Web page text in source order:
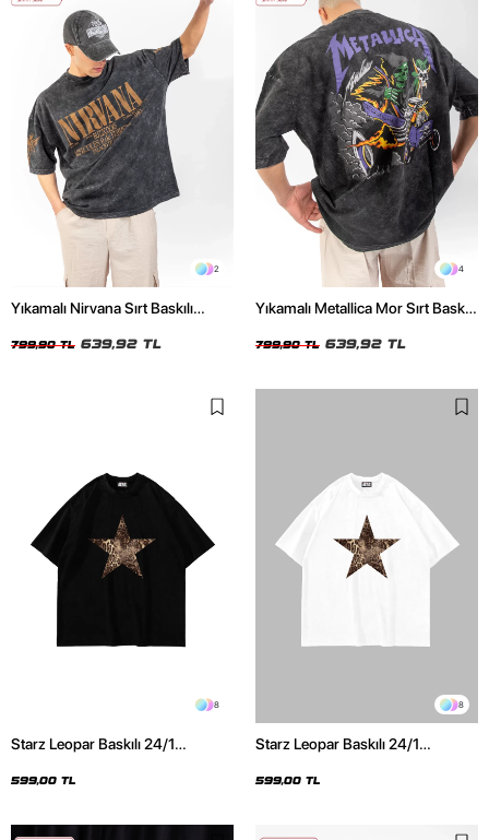
2
Yıkamalı Nirvana Sırt Baskılı
799,90 TL 639,92 TL
4
Yıkamalı Metallica Mor Sırt Baskılı
799,90 TL 639,92 TL
8
Starz Leopar Baskılı 24/1
599,00 TL
8
Starz Leopar Baskılı 24/1
599,00 TL